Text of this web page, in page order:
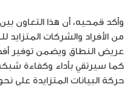
وأكد قمحيه، أن هذا التعاون
من الأفراد والشركات
عريض النطاق ويضمن توفير
كما سيرتقي بأداء وكفاءة
حركة البيانات المتزايدة على